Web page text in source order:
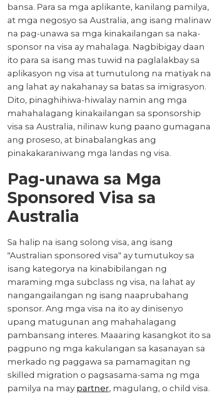
Ano ang Mga Pangkalahatang Kinakailangan para sa Mga
Malawak na Pagtingin sa Proseso ng Aplikasyon
Mga Karaniwang Hadlang at Mga Bagay na Dapat
Isaalang-alang
Paano Makakatulong sa Iyo ang Mga Ahente ng Migration
ng Australia
bansa. Para sa mga aplikante, kanilang pamilya,
at mga negosyo sa Australia, ang isang malinaw
na pag-unawa sa mga kinakailangan sa naka-
sponsor na visa ay mahalaga. Nagbibigay daan
ito para sa isang mas tuwid na paglalakbay sa
aplikasyon ng visa at tumutulong na matiyak na
ang lahat ay nakahanay sa batas sa imigrasyon.
Dito, pinaghihiwa-hiwalay namin ang mga
mahahalagang kinakailangan sa sponsorship
visa sa Australia, nilinaw kung paano gumagana
ang proseso, at binabalangkas ang
pinakakaraniwang mga landas ng visa.
Pag-unawa sa Mga
Sponsored Visa sa
Australia
Sa halip na isang solong visa, ang isang
"Australian sponsored visa" ay tumutukoy sa
isang kategorya na kinabibilangan ng
maraming mga subclass ng visa, na lahat ay
nangangailangan ng isang naaprubahang
sponsor. Ang mga visa na ito ay dinisenyo
upang matugunan ang mahahalagang
pambansang interes. Maaaring kasangkot ito sa
pagpuno ng mga kakulangan sa kasanayan sa
merkado ng paggawa sa pamamagitan ng
skilled migration o pagsasama-sama ng mga
pamilya na may partner, magulang, o child visa.